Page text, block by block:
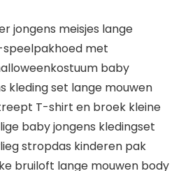
jongens meisjes lange
met
baby
kleding set lange mouwen
T-shirt en broek kleine
baby jongens kledingset
stropdas kinderen pak
bruiloft lange mouwen body